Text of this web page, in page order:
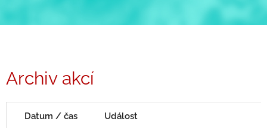
Archiv akcí
Datum / čas Událost